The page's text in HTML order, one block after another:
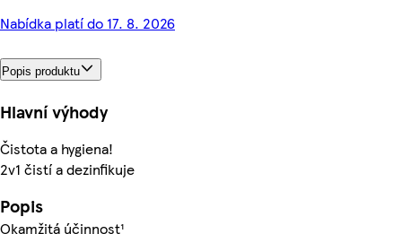
Nabídka platí do 17. 8. 2026
Popis produktu
Hlavní výhody
Čistota a hygiena!
2v1 čistí a dezinfikuje
Popis
Okamžitá účinnost¹